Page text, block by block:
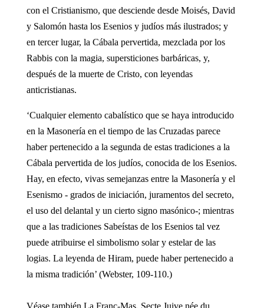
con el Cristianismo, que desciende desde Moisés, David
y Salomón hasta los Esenios y judíos más ilustrados; y
en tercer lugar, la Cábala pervertida, mezclada por los
Rabbis con la magia, supersticiones barbáricas, y,
después de la muerte de Cristo, con leyendas
anticristianas.
‘Cualquier elemento cabalístico que se haya introducido
en la Masonería en el tiempo de las Cruzadas parece
haber pertenecido a la segunda de estas tradiciones a la
Cábala pervertida de los judíos, conocida de los Esenios.
Hay, en efecto, vivas semejanzas entre la Masonería y el
Esenismo - grados de iniciación, juramentos del secreto,
el uso del delantal y un cierto signo masónico-; mientras
que a las tradiciones Sabeístas de los Esenios tal vez
puede atribuirse el simbolismo solar y estelar de las
logias. La leyenda de Hiram, puede haber pertenecido a
la misma tradición’ (Webster, 109-110.)
Véase también La Franc-Mas. Secte Juive née du